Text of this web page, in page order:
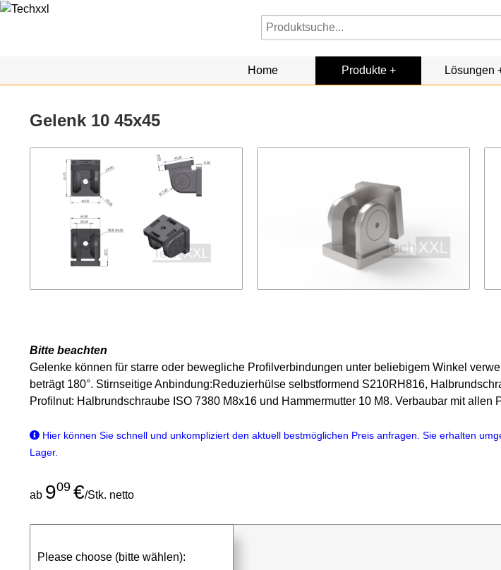
Home Produkte Lösungen
Gelenk 10 45x45
Bitte beachten
Gelenke können für starre oder bewegliche Profilverbindungen unter beliebigem Winkel
beträgt 180°. Stirnseitige Anbindung:Reduzierhülse selbstformend S210RH816,
Profilnut: Halbrundschraube ISO 7380 M8x16 und Hammermutter 10 M8. Verbaubar mit allen
Hier können Sie schnell und unkompliziert den aktuell bestmöglichen Preis anfragen. Sie erhalten
Lager.
ab 909 €/Stk. netto
Please choose (bitte wählen):
⮮